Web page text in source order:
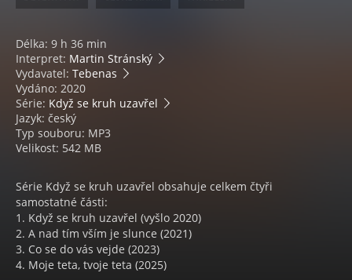
Délka: 9 h 36 min
Interpret: Martin Stránský
Vydavatel: Tebenas
Vydáno: 2020
Série: Když se kruh uzavřel
Jazyk: český
Typ souboru: MP3
Velikost: 542 MB
Série Když se kruh uzavřel obsahuje celkem čtyři
samostatné části:
1. Když se kruh uzavřel (vyšlo 2020)
2. A nad tím vším je slunce (2021)
3. Co se do vás vejde (2023)
4. Moje teta, tvoje teta (2025)